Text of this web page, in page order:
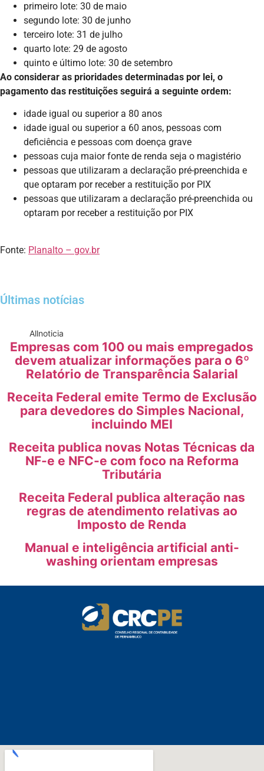
primeiro lote: 30 de maio
segundo lote: 30 de junho
terceiro lote: 31 de julho
quarto lote: 29 de agosto
quinto e último lote: 30 de setembro
Ao considerar as prioridades determinadas por lei, o
pagamento das restituições seguirá a seguinte ordem:
idade igual ou superior a 80 anos
idade igual ou superior a 60 anos, pessoas com
deficiência e pessoas com doença grave
pessoas cuja maior fonte de renda seja o magistério
pessoas que utilizaram a declaração pré-preenchida e
que optaram por receber a restituição por PIX
pessoas que utilizaram a declaração pré-preenchida ou
optaram por receber a restituição por PIX
Fonte: Planalto – gov.br
Últimas notícias
Allnoticia
Empresas com 100 ou mais empregados
devem atualizar informações para o 6º
Relatório de Transparência Salarial
Receita Federal emite Termo de Exclusão
para devedores do Simples Nacional,
incluindo MEI
Receita publica novas Notas Técnicas da
NF-e e NFC-e com foco na Reforma
Tributária
Receita Federal publica alteração nas
regras de atendimento relativas ao
Imposto de Renda
Manual e inteligência artificial anti-
washing orientam empresas